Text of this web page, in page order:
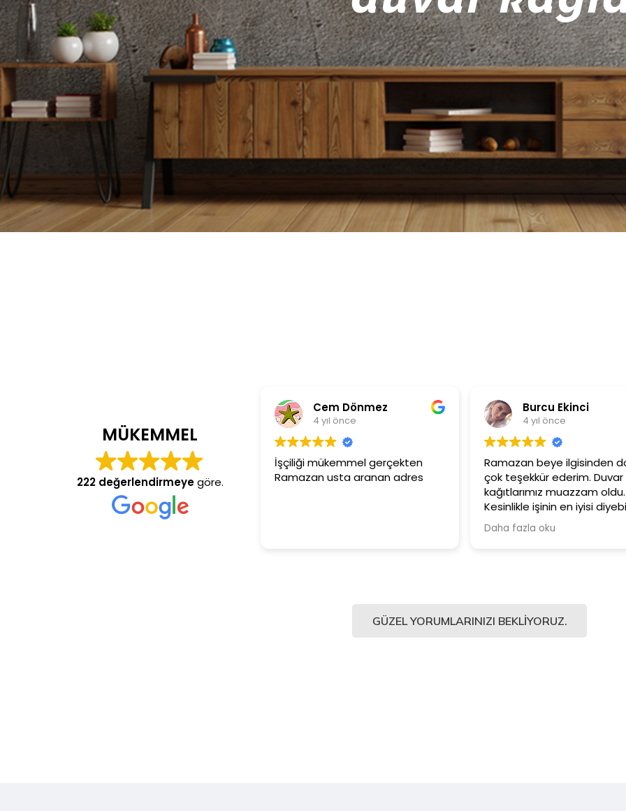
MÜKEMMEL
222 değerlendirmeyegöre.
Cem Dönmez
4 yıl önce
İşçiliği mükemmel gerçekten
Ramazan usta aranan adres
Burcu Ekinci
4 yıl önce
Ramazan beye ilgisinden
çok teşekkür ederim. Duvar
kağıtlarımız muazzam oldu.
Kesinlikle işinin en iyisi
Şiddetle tavsiye ediyorum.
Daha fazla oku
GÜZEL YORUMLARINIZI BEKLIYORUZ.